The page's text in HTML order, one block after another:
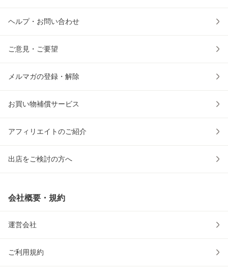
ヘルプ・お問い合わせ
ご意見・ご要望
メルマガの登録・解除
お買い物補償サービス
アフィリエイトのご紹介
出店をご検討の方へ
会社概要・規約
運営会社
ご利用規約